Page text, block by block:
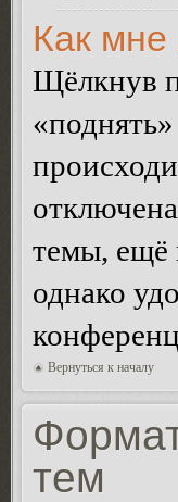
Как
Щёлкнув
темы, ещё
однако
Вернуться к началу
тем